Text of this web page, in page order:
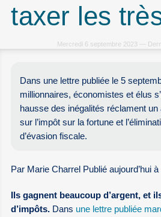
taxer les
Mercredi 6 septembre 2023 —
Dans une lettre publiée le 5
millionnaires, économistes et élus
hausse des inégalités réclament
sur l’impôt sur la fortune et
d’évasion fiscale.
Par Marie Charrel Publié aujourd’hui
Ils gagnent beaucoup d’argent, et
d’impôts. Dans une lettre publiée